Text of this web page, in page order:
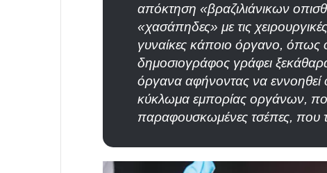
απόκτηση «βραζιλιάνικων
«χασάπηδες» με τις
γυναίκες κάποιο όργανο, όπως
δημοσιογράφος γράφει
όργανα αφήνοντας να εννοηθεί
κύκλωμα εμπορίας οργάνων,
παραφουσκωμένες τσέπες, που